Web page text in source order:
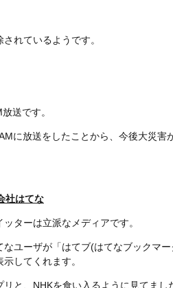
れているようです。
送です。
に放送をしたことから、今後大災害
社はてな
ターは立派なメディアです。
なユーザが「はてブ(はてなブックマ
してくれます。
と、NHKを食い入るように見てまし